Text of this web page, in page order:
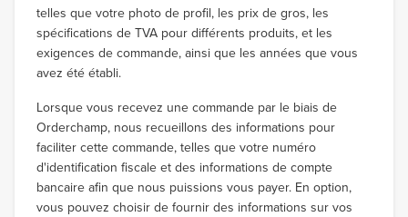
telles que votre photo de profil, les prix de gros, les
spécifications de TVA pour différents produits, et les
exigences de commande, ainsi que les années que vous
avez été établi.
Lorsque vous recevez une commande par le biais de
Orderchamp, nous recueillons des informations pour
faciliter cette commande, telles que votre numéro
d'identification fiscale et des informations de compte
bancaire afin que nous puissions vous payer. En option,
vous pouvez choisir de fournir des informations sur vos